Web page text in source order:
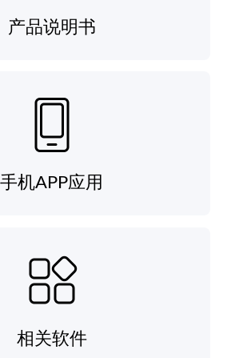
产品说明书
手机APP应用
相关软件